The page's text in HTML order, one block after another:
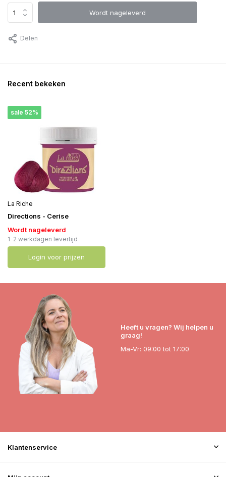
Wordt nageleverd
Delen
Recent bekeken
sale 52%
La Riche
Directions - Cerise
Wordt nageleverd
1-2 werkdagen levertijd
Login voor prijzen
Heeft u vragen? Wij helpen u
graag!
Ma-Vr: 09:00 tot 17:00
Klantenservice